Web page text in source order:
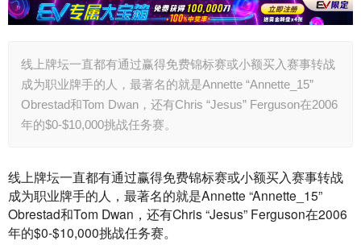
线上牌坛一直都有通过赢得免费锦标赛或小额买入赛事转战
成为职业牌手的人，最著名的就是Annette “Annette_15”
Obrestad和Tom Dwan，还有Chris “Jesus” Ferguson在2006
年的$0-$10,000挑战任务赛。
线上牌坛一直都有通过赢得免费锦标赛或小额买入赛事转战
成为职业牌手的人，最著名的就是Annette “Annette_15”
Obrestad和Tom Dwan，还有Chris “Jesus” Ferguson在2006
年的$0-$10,000挑战任务赛。